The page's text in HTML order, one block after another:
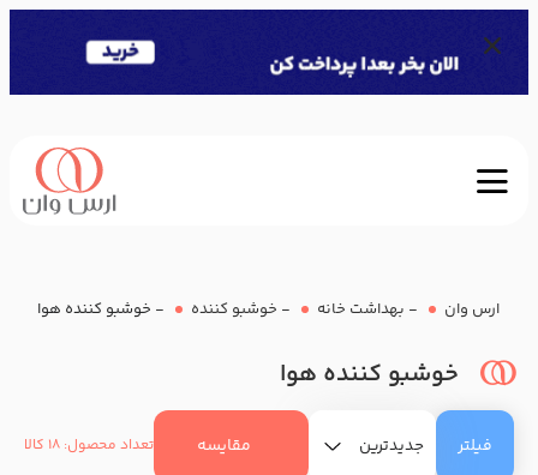
ارس وان - بهداشت خانه - خوشبو کننده - خوشبو کننده هوا
خوشبو کننده هوا
فیلتر مقایسه تعداد محصول: 18 کالا